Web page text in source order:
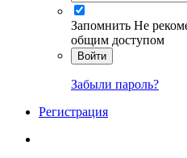
Запомнить Не
общим доступом
Войти
Забыли пароль?
Регистрация